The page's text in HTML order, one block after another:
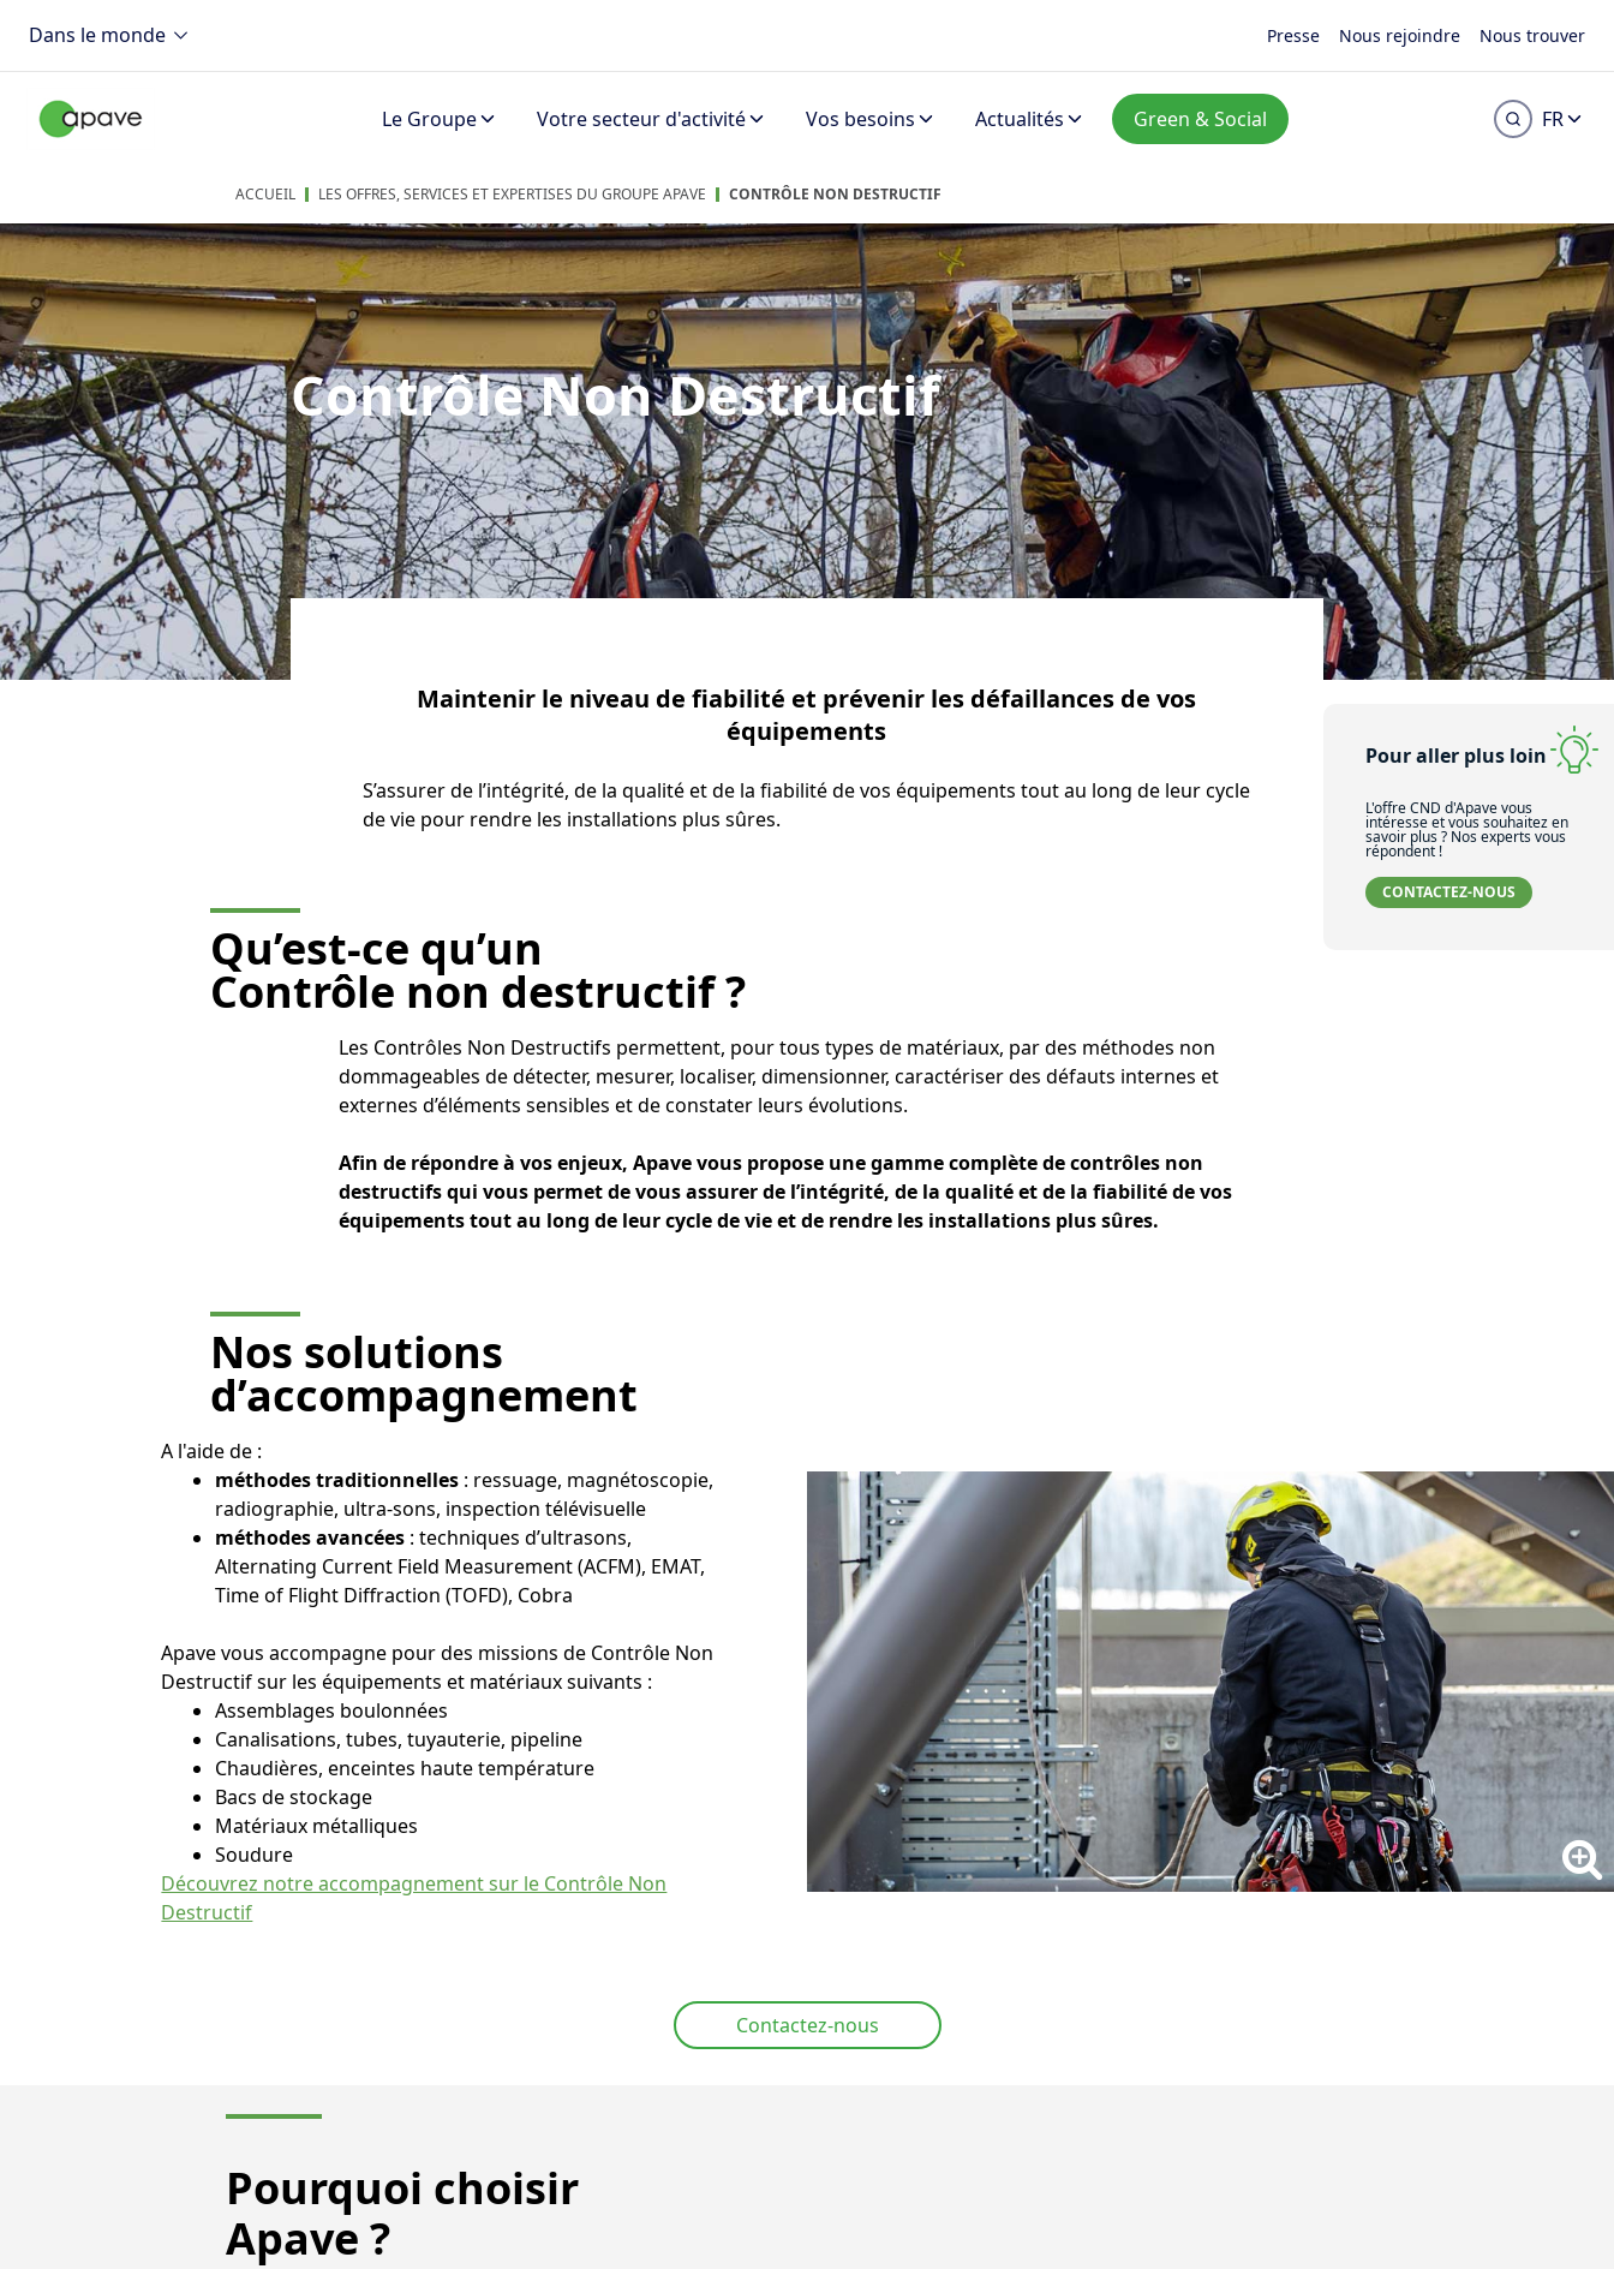
Dans le monde Presse Nous rejoindre Nous trouver
Le Groupe Votre secteur d'activité Vos besoins Actualités Green & Social FR
ACCUEIL LES OFFRES, SERVICES ET EXPERTISES DU GROUPE APAVE CONTRÔLE NON DESTRUCTIF
Contrôle Non Destructif
Maintenir le niveau de fiabilité et prévenir les défaillances de vos
équipements
S’assurer de l’intégrité, de la qualité et de la fiabilité de vos équipements tout au long de leur cycle
de vie pour rendre les installations plus sûres.
Qu’est-ce qu’un
Contrôle non destructif ?
Les Contrôles Non Destructifs permettent, pour tous types de matériaux, par des méthodes non
dommageables de détecter, mesurer, localiser, dimensionner, caractériser des défauts internes et
externes d’éléments sensibles et de constater leurs évolutions.
Afin de répondre à vos enjeux, Apave vous propose une gamme complète de contrôles non
destructifs qui vous permet de vous assurer de l’intégrité, de la qualité et de la fiabilité de vos
équipements tout au long de leur cycle de vie et de rendre les installations plus sûres.
Nos solutions
d’accompagnement
A l'aide de :
méthodes traditionnelles : ressuage, magnétoscopie,
radiographie, ultra-sons, inspection télévisuelle
méthodes avancées : techniques d’ultrasons,
Alternating Current Field Measurement (ACFM), EMAT,
Time of Flight Diffraction (TOFD), Cobra
Apave vous accompagne pour des missions de Contrôle Non
Destructif sur les équipements et matériaux suivants :
Assemblages boulonnées
Canalisations, tubes, tuyauterie, pipeline
Chaudières, enceintes haute température
Bacs de stockage
Matériaux métalliques
Soudure
Découvrez notre accompagnement sur le Contrôle Non
Destructif
Pour aller plus loin
L'offre CND d'Apave vous
intéresse et vous souhaitez en
savoir plus ? Nos experts vous
répondent !
CONTACTEZ-NOUS
Contactez-nous
Pourquoi choisir
Apave ?